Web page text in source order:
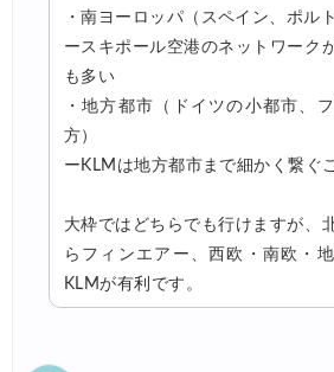
・南ヨーロッパ（スペイン、ポル
ースキポール空港のネットワーク
も多い
・地方都市（ドイツの小都市、
方）
ーKLMは地方都市まで細かく繋ぐ
大枠ではどちらでも行けますが、
らフィンエアー、西欧・南欧・
KLMが有利です。